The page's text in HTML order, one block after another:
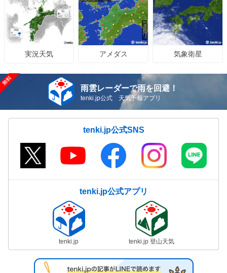
熊本県は台風13号の影響で風が強い 空気乾燥に
よる火の取り扱い・急な雷雨に注意
08/07(金)09:49
気象予報士の解説をもっと見る
実況天気 アメダス 気象衛星
雨雲レーダーで雨を回避！
tenki.jp公式 天気予報アプリ
tenki.jp公式SNS
tenki.jp公式アプリ
tenki.jp tenki.jp 登山天気